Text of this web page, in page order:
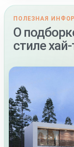
ПОЛЕЗНАЯ
О
стиле